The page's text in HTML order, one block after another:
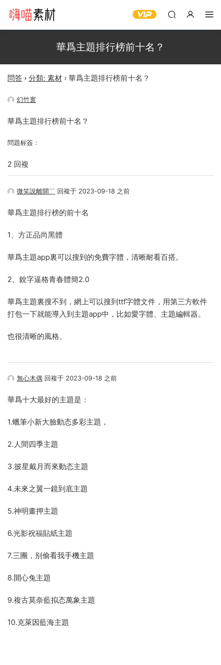
華爲主題排行榜前十名？
問答 › 分類: 素材 › 華爲主題排行榜前十名？
幻竹寰
華爲主題排行榜前十名？
問題标簽：
2 回複
微笑說離開﹌ 回複于 2023-09-18 之前
華爲主題排行榜的前十名
1、方正品尚黑體
華爲主題app裏可以搜到的免費字體，清晰耐看百搭。
2、銳字逼格青春體簡2.0
華爲主題裏搜不到，網上可以搜到ttf字體文件，用第三方軟件
打包一下就能導入到主題app中，比如愛字體、主題編輯器。
也很清晰的風格。
無心木偶 回複于 2023-09-18 之前
華爲十大最好的主題是：
1.蠟筆小新大臉動态多彩主題，
2.人間四季主題
3.披星戴月而來動态主題
4.未來之翼一鏡到底主題
5.神明畫押主題
6.光影祝福貼紙主題
7.三團，别偷看我手機主題
8.開心兔主題
9.複古莫奈藍拟态萬象主題
10.克萊因藍海主題